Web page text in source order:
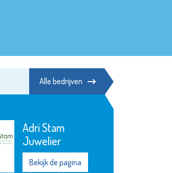
Alle bedrijven
Adri Stam
Juwelier
Bekijk de pagina